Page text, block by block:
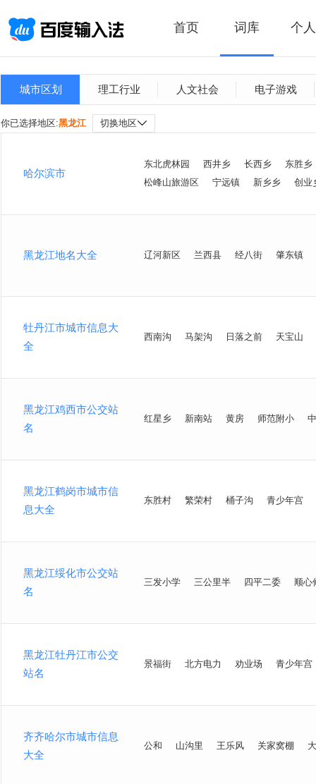
首页 词库 个
城市区划 理工行业 人文社会 电子游戏
你已选择地区:黑龙江 切换地区
哈尔滨市
东北虎林园 西井乡 长西乡
东胜乡
松峰山旅游区
宁远镇 新乡乡 创业
黑龙江地名大全 辽河新区 兰西县 经八街 肇东镇
牡丹江市城市信息大
全
西南沟 马架沟 日落之前 天宝山
黑龙江鸡西市公交站
名
红星乡 新南站 黄房 师范附小
黑龙江鹤岗市城市信
息大全
东胜村 繁荣村 桶子沟 青少年宫
黑龙江绥化市公交站
名
三发小学 三公里半 四平二委 顺心
黑龙江牡丹江市公交
站名
景福街 北方电力 劝业场 青少年宫
齐齐哈尔市城市信息
大全
公和 山沟里 王乐风 关家窝棚